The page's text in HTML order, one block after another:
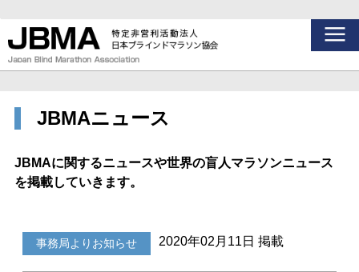
JBMAニュース
JBMAに関するニュースや世界の盲人マラソンニュース
を掲載していきます。
事務局よりお知らせ 2020年02月11日 掲載